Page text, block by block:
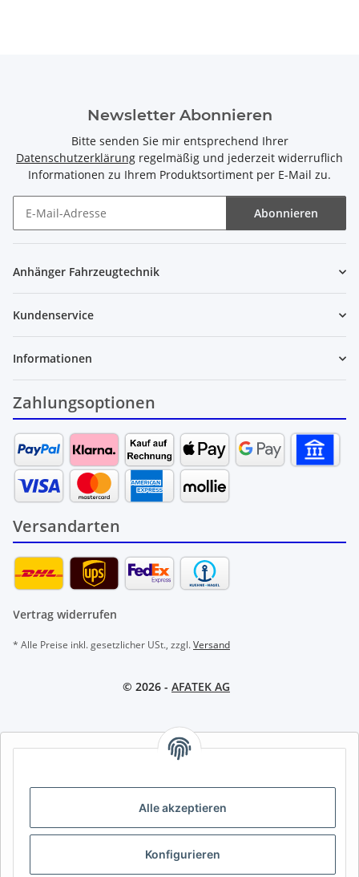
Alle akzeptieren
Konfigurieren
Newsletter Abonnieren
Bitte senden Sie mir entsprechend Ihrer
Datenschutzerklärung regelmäßig und jederzeit widerruflich
Informationen zu Ihrem Produktsortiment per E-Mail zu.
Abonnieren
Anhänger Fahrzeugtechnik
Kundenservice
Informationen
Zahlungsoptionen
Versandarten
Vertrag widerrufen
* Alle Preise inkl. gesetzlicher USt., zzgl.Versand
© 2026 - AFATEK AG
AFATEK INTERNATIONAL – SELECT REGION & LANGUAGE |
AT CH (DE)
FR IT ES DK PL